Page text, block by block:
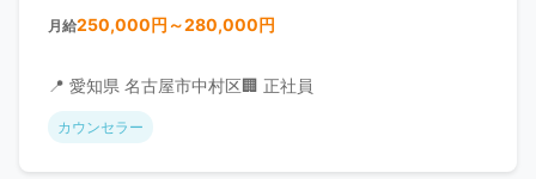
月給250,000円～280,000円
📍 愛知県 名古屋市中村区🏢 正社員
カウンセラー